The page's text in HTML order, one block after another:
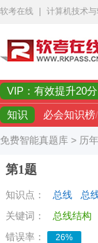
软考在线 计算机技术
VIP：有效提升20分
知识 必会知识榜/
免费智能真题库 > 历
第1题
知识点： 总线 总
关键词：
总线结构
错误率：
26%